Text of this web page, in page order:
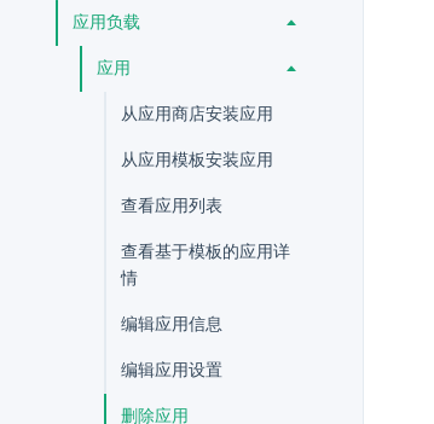
应用负载
应用
从应用商店安装应用
从应用模板安装应用
查看应用列表
查看基于模板的应用详
情
编辑应用信息
编辑应用设置
删除应用